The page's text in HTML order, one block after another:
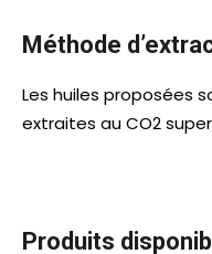
Méthode
Les huiles proposées
extraites au CO2
Produits